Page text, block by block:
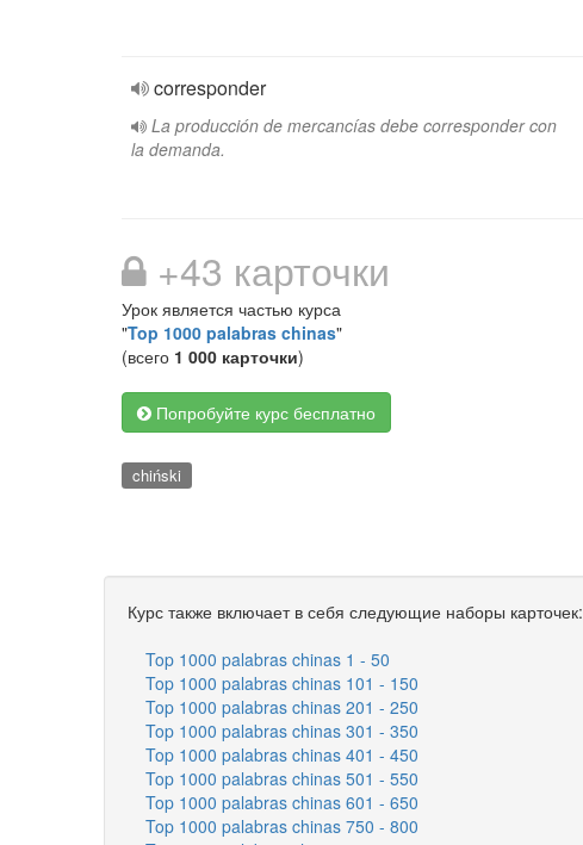
corresponder
La producción de mercancías debe corresponder con
la demanda.
+43 карточки
Урок является частью курса
"Top 1000 palabras chinas"
(всего 1 000 карточки)
Попробуйте курс бесплатно
chiński
Курс также включает в себя следующие наборы карточек:
Top 1000 palabras chinas 1 - 50
Top 1000 palabras chinas 101 - 150
Top 1000 palabras chinas 201 - 250
Top 1000 palabras chinas 301 - 350
Top 1000 palabras chinas 401 - 450
Top 1000 palabras chinas 501 - 550
Top 1000 palabras chinas 601 - 650
Top 1000 palabras chinas 750 - 800